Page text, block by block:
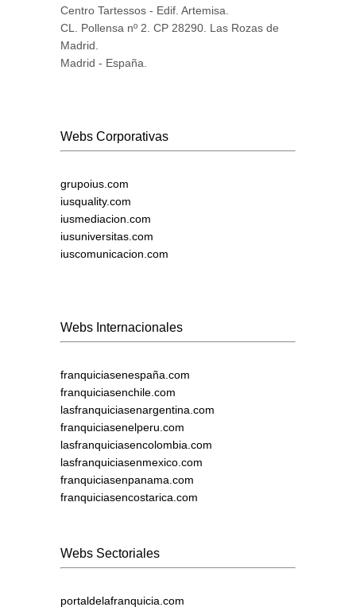
Centro Tartessos - Edif. Artemisa.
CL. Pollensa nº 2. CP 28290. Las Rozas de
Madrid.
Madrid - España.
Webs Corporativas
grupoius.com
iusquality.com
iusmediacion.com
iusuniversitas.com
iuscomunicacion.com
Webs Internacionales
franquiciasenespaña.com
franquiciasenchile.com
lasfranquiciasenargentina.com
franquiciasenelperu.com
lasfranquiciasencolombia.com
lasfranquiciasenmexico.com
franquiciasenpanama.com
franquiciasencostarica.com
Webs Sectoriales
portaldelafranquicia.com